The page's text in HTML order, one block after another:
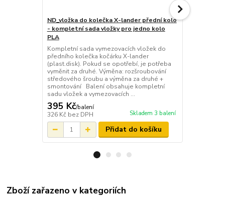
ND_vložka do kolečka X-lander přední kolo
- kompletní sada vložky pro jedno kolo
PLA
Kompletní sada vymezovacích vložek do
předního kolečka kočárku X-lander
(plast.disk). Pokud se opotřebí, je potřeba
vyměnit za druhé. Výměna: rozšroubování
středového šroubu a výměna za druhé +
smontování Balení obsahuje kompletní
sadu vložek a vymezovacích ...
395 Kč/balení
326 Kč bez DPH Skladem 3 balení
Přidat do košíku
Zboží zařazeno v kategoriích